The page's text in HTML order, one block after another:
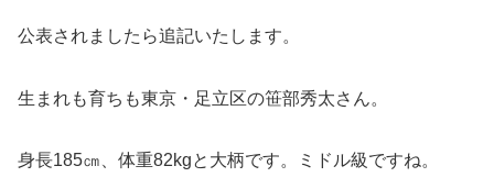
公表されましたら追記いたします。
生まれも育ちも東京・足立区の笹部秀太さん。
身長185㎝、体重82kgと大柄です。ミドル級ですね。